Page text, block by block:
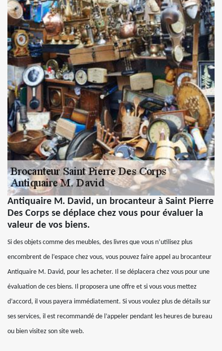
Antiquaire M. David, un brocanteur à Saint Pierre
Des Corps se déplace chez vous pour évaluer la
valeur de vos biens.
Si des objets comme des meubles, des livres que vous n’utilisez plus
encombrent de l’espace chez vous, vous pouvez faire appel au brocanteur
Antiquaire M. David, pour les acheter. Il se déplacera chez vous pour une
évaluation de ces biens. Il proposera une offre et si vous vous mettez
d’accord, il vous payera immédiatement. Si vous voulez plus de détails sur
ses services, il est recommandé de l’appeler pendant les heures de bureau
ou bien visitez son site web.